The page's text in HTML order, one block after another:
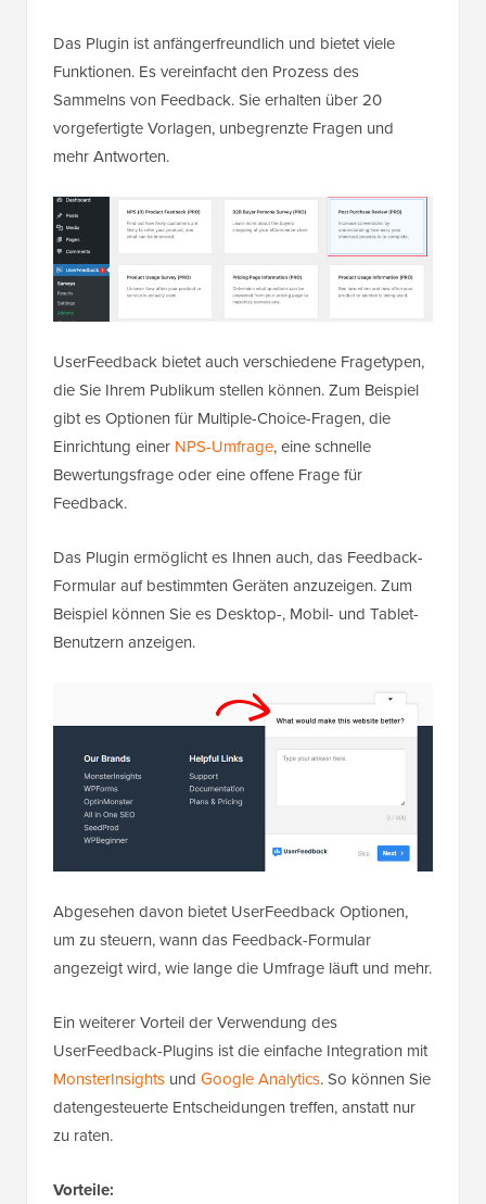
Das Plugin ist anfängerfreundlich und bietet viele
Funktionen. Es vereinfacht den Prozess des
Sammelns von Feedback. Sie erhalten über 20
vorgefertigte Vorlagen, unbegrenzte Fragen und
mehr Antworten.
UserFeedback bietet auch verschiedene Fragetypen,
die Sie Ihrem Publikum stellen können. Zum Beispiel
gibt es Optionen für Multiple-Choice-Fragen, die
Einrichtung einer NPS-Umfrage, eine schnelle
Bewertungsfrage oder eine offene Frage für
Feedback.
Das Plugin ermöglicht es Ihnen auch, das Feedback-
Formular auf bestimmten Geräten anzuzeigen. Zum
Beispiel können Sie es Desktop-, Mobil- und Tablet-
Benutzern anzeigen.
Abgesehen davon bietet UserFeedback Optionen,
um zu steuern, wann das Feedback-Formular
angezeigt wird, wie lange die Umfrage läuft und mehr.
Ein weiterer Vorteil der Verwendung des
UserFeedback-Plugins ist die einfache Integration mit
MonsterInsights und Google Analytics. So können Sie
datengesteuerte Entscheidungen treffen, anstatt nur
zu raten.
Vorteile: